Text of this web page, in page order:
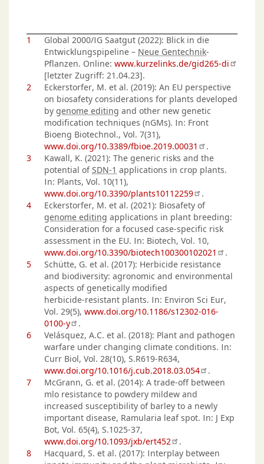
1
Global 2000/IG Saatgut (2022): Blick in die
Entwicklungspipeline – Neue Gentechnik-
Pflanzen. Online: www.kurzelinks.de/gid265-di
[letzter Zugriff: 21.04.23].
2
Eckerstorfer, M. et al. (2019): An EU perspective
on biosafety considerations for plants developed
by genome editing and other new genetic
modification techniques (nGMs). In: Front
Bioeng Biotechnol., Vol. 7(31),
www.doi.org/10.3389/fbioe.2019.00031
.
3
Kawall, K. (2021): The generic risks and the
potential ofSDN-1 applications in crop plants.
In: Plants, Vol. 10(11),
www.doi.org/10.3390/plants10112259
.
4
Eckerstorfer, M. et al. (2021): Biosafety of
genome editing applications in plant breeding:
Consideration for a focused case-specific risk
assessment in the EU. In: Biotech, Vol. 10,
www.doi.org/10.3390/biotech100300102021
.
5
Schütte, G. et al. (2017): Herbicide resistance
and biodiversity: agronomic and environmental
aspects of genetically modified
herbicide‑resistant plants. In: Environ Sci Eur,
Vol. 29(5), www.doi.org/10.1186/s12302-016-
0100-y
.
6
Velásquez, A.C. et al. (2018): Plant and pathogen
warfare under changing climate conditions. In:
Curr Biol, Vol. 28(10), S.R619-R634,
www.doi.org/10.1016/j.cub.2018.03.054
.
7
McGrann, G. et al. (2014): A trade-off between
mlo resistance to powdery mildew and
increased susceptibility of barley to a newly
important disease, Ramularia leaf spot. In: J Exp
Bot, Vol. 65(4), S.1025-37,
www.doi.org/10.1093/jxb/ert452
.
8
Hacquard, S. et al. (2017): Interplay between